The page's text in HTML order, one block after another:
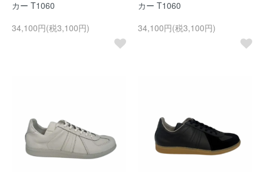
カー T1060
34,100円(税3,100円)
カー T1060
34,100円(税3,100円)